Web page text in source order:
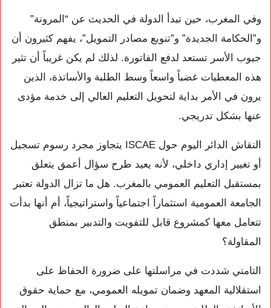
وفي المغرب، حين تبدأ الدولة في الحديث عن “المرونة”
و”الحكامة الجديدة” و”تنويع مصادر التمويل”، يفهم كثيرون أن
جيوب الأسر تستعد لدفع الفاتورة. لذلك لم يكن غريباً أن تثير
هذه المعطيات غضباً واسعاً وسط الطلبة والأساتذة، الذين
يرون في الأمر بداية لتحويل التعليم العالي إلى خدمة مؤدى
عنها بشكل تدريجي.
النقاش الدائر اليوم حول ISCAE يتجاوز مجرد رسوم تسجيل
أو تغيير إداري داخلي، لأنه يعيد طرح سؤال أعمق يتعلق
بمستقبل التعليم العمومي بالمغرب. هل ما تزال الدولة تعتبر
الجامعة العمومية استثماراً اجتماعياً واستراتيجياً، أم أنها بدأت
تتعامل معها كمشروع قابل للتفويت والتدبير بمنطق
المقاولة؟
التامني شددت في مراسلتها على ضرورة الحفاظ على
استقلالية المعهد وضمان تمويله العمومي، مع حماية حقوق